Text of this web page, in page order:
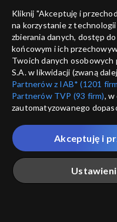
Studio Raban
15.07.2023
Studio Raban
01.07.2023
Kliknij "Akceptuję i
na korzystanie z
zbierania danych, dostęp
końcowym i ich
Twoich danych osobowych
S.A. w likwidacji (zwaną
Partnerów z IAB* (1201
Partnerów TVP (93 firm),
zautomatyzowanego
które wskazujemy poniżej,
przez nas identyfikatora
Twoje dane osobowe
Ciebie naszych
„Portalem”, w tym
Akceptuję i